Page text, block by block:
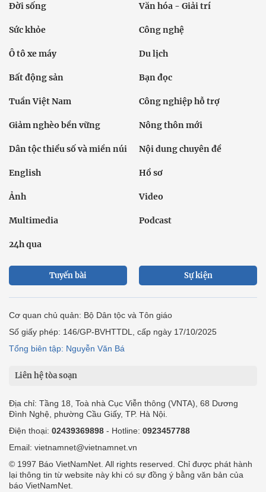
Đời sống Văn hóa - Giải trí
Sức khỏe Công nghệ
Ô tô xe máy Du lịch
Bất động sản Bạn đọc
Tuần Việt Nam Công nghiệp hỗ trợ
Giảm nghèo bền vững Nông thôn mới
Dân tộc thiểu số và miền núi Nội dung chuyên đề
English Hồ sơ
Ảnh Video
Multimedia Podcast
24h qua
Tuyến bài Sự kiện
Cơ quan chủ quản: Bộ Dân tộc và Tôn giáo
Số giấy phép: 146/GP-BVHTTDL, cấp ngày 17/10/2025
Tổng biên tập: Nguyễn Văn Bá
Liên hệ tòa soạn
Địa chỉ: Tầng 18, Toà nhà Cục Viễn thông (VNTA), 68 Dương
Đình Nghệ, phường Cầu Giấy, TP. Hà Nội.
Điện thoại: 02439369898 - Hotline: 0923457788
Email: vietnamnet@vietnamnet.vn
© 1997 Báo VietNamNet. All rights reserved. Chỉ được phát hành
lại thông tin từ website này khi có sự đồng ý bằng văn bản của
báo VietNamNet.